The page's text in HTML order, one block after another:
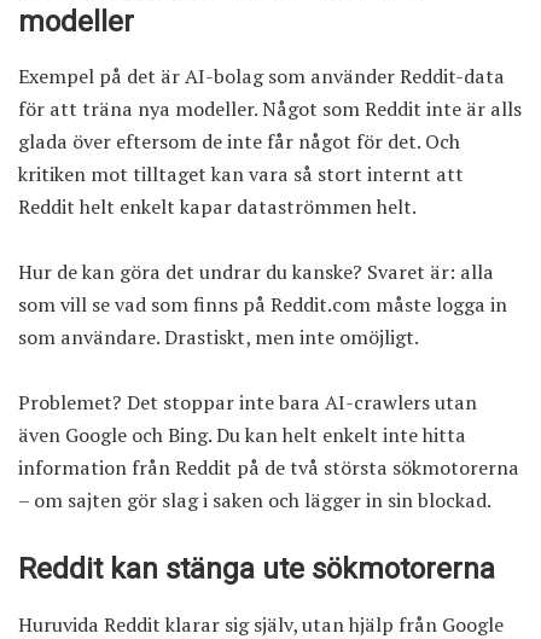
modeller
Exempel på det är AI-bolag som använder Reddit-data
för att träna nya modeller. Något som Reddit inte är alls
glada över eftersom de inte får något för det. Och
kritiken mot tilltaget kan vara så stort internt att
Reddit helt enkelt kapar dataströmmen helt.
Hur de kan göra det undrar du kanske? Svaret är: alla
som vill se vad som finns på Reddit.com måste logga in
som användare. Drastiskt, men inte omöjligt.
Problemet? Det stoppar inte bara AI-crawlers utan
även Google och Bing. Du kan helt enkelt inte hitta
information från Reddit på de två största sökmotorerna
– om sajten gör slag i saken och lägger in sin blockad.
Reddit kan stänga ute sökmotorerna
Huruvida Reddit klarar sig själv, utan hjälp från Google